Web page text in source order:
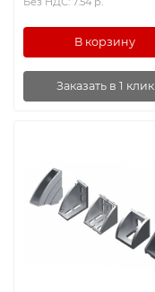
В корзину
Заказать в 1 клик